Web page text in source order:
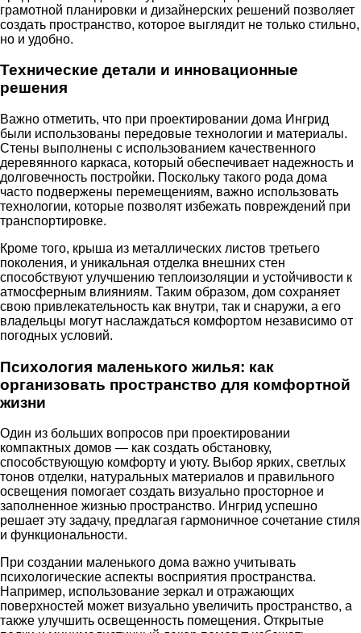
грамотной планировки и дизайнерских решений позволяет
создать пространство, которое выглядит не только стильно,
но и удобно.
Технические детали и инновационные
решения
Важно отметить, что при проектировании дома Ингрид
были использованы передовые технологии и материалы.
Стены выполнены с использованием качественного
деревянного каркаса, который обеспечивает надежность и
долговечность постройки. Поскольку такого рода дома
часто подвержены перемещениям, важно использовать
технологии, которые позволят избежать повреждений при
транспортировке.
Кроме того, крыша из металлических листов третьего
поколения, и уникальная отделка внешних стен
способствуют улучшению теплоизоляции и устойчивости к
атмосферным влияниям. Таким образом, дом сохраняет
свою привлекательность как внутри, так и снаружи, а его
владельцы могут наслаждаться комфортом независимо от
погодных условий.
Психология маленького жилья: как
организовать пространство для комфортной
жизни
Один из больших вопросов при проектировании
компактных домов — как создать обстановку,
способствующую комфорту и уюту. Выбор ярких, светлых
тонов отделки, натуральных материалов и правильного
освещения помогает создать визуально просторное и
заполненное жизнью пространство. Ингрид успешно
решает эту задачу, предлагая гармоничное сочетание стиля
и функциональности.
При создании маленького дома важно учитывать
психологические аспекты восприятия пространства.
Например, использование зеркал и отражающих
поверхностей может визуально увеличить пространство, а
также улучшить освещенность помещения. Открытые